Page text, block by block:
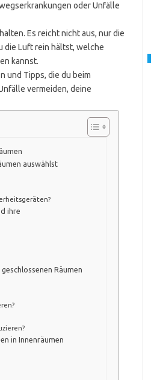
oder Unfälle
Es reicht nicht aus, nur die
die Luft rein hältst, welche
kannst.
und Tipps, die du beim
vermeiden, deine
auswählst
ihre
Räumen
in Innenräumen